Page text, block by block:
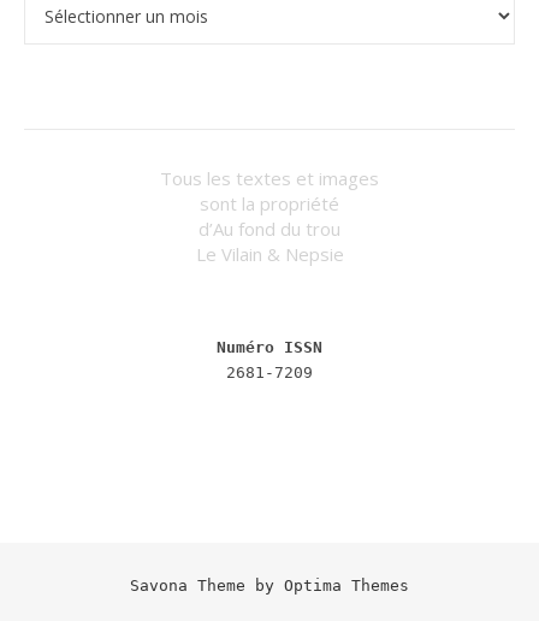
Tous les textes et images
sont la propriété
d’Au fond du trou
Le Vilain & Nepsie
Numéro ISSN
2681-7209
Savona Theme by Optima Themes